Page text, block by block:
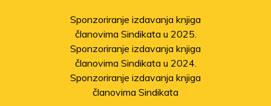
Sponzoriranje izdavanja knjiga
članovima Sindikata u 2025.
Sponzoriranje izdavanja knjiga
članovima Sindikata u 2024.
Sponzoriranje izdavanja knjiga
članovima Sindikata